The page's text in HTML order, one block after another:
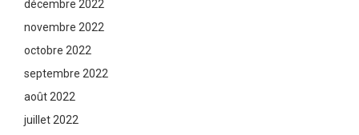
décembre 2022
novembre 2022
octobre 2022
septembre 2022
août 2022
juillet 2022